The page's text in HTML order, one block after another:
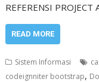
REFERENSI
READ MORE
Sistem Informasi
codeignniter bootstrap,